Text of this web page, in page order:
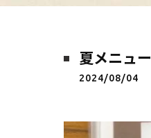
夏メニュー
2024/08/04